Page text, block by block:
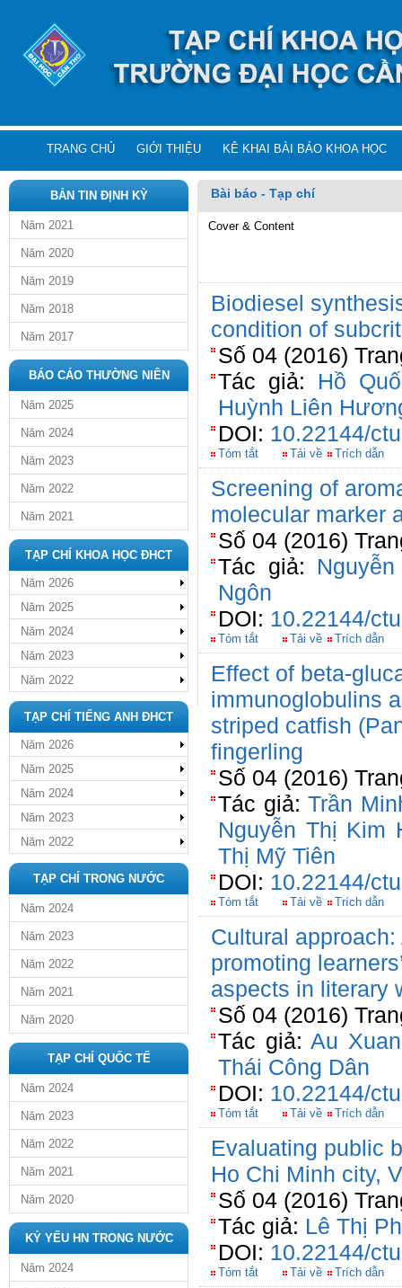
TRANG CHỦ GIỚI THIỆU KÊ KHAI BÀI BÁO KHOA HỌC
BẢN TIN ĐỊNH KỲ
Năm 2021
Năm 2020
Năm 2019
Năm 2018
Năm 2017
BÁO CÁO THƯỜNG NIÊN
Năm 2025
Năm 2024
Năm 2023
Năm 2022
Năm 2021
TẠP CHÍ KHOA HỌC ĐHCT
Năm 2026
Năm 2025
Năm 2024
Năm 2023
Năm 2022
TẠP CHÍ TIẾNG ANH ĐHCT
Năm 2026
Năm 2025
Năm 2024
Năm 2023
Năm 2022
TẠP CHÍ TRONG NƯỚC
Năm 2024
Năm 2023
Năm 2022
Năm 2021
Năm 2020
TẠP CHÍ QUỐC TẾ
Năm 2024
Năm 2023
Năm 2022
Năm 2021
Năm 2020
KỶ YẾU HN TRONG NƯỚC
Năm 2024
Bài báo - Tạp chí
Cover & Content
Biodiesel
condition of
Số 04 (2016)
Tác giả: Hồ
Huỳnh Liên
DOI: 10.22144/
Tóm tắt Tải về Trích dẫn
Screening of
molecular marker
Số 04 (2016)
Tác giả:
Ngôn
DOI: 10.22144/
Tóm tắt Tải về Trích dẫn
Effect of beta-
immunoglobulins
striped catfish
fingerling
Số 04 (2016)
Tác giả: Trần
Nguyễn Thị Kim
Thị Mỹ Tiên
DOI: 10.22144/
Tóm tắt Tải về Trích dẫn
Cultural
promoting
aspects in literary
Số 04 (2016)
Tác giả: Au
Thái Công Dân
DOI: 10.22144/
Tóm tắt Tải về Trích dẫn
Evaluating public
Ho Chi Minh city,
Số 04 (2016)
Tác giả: Lê Thị
DOI: 10.22144/
Tóm tắt Tải về Trích dẫn